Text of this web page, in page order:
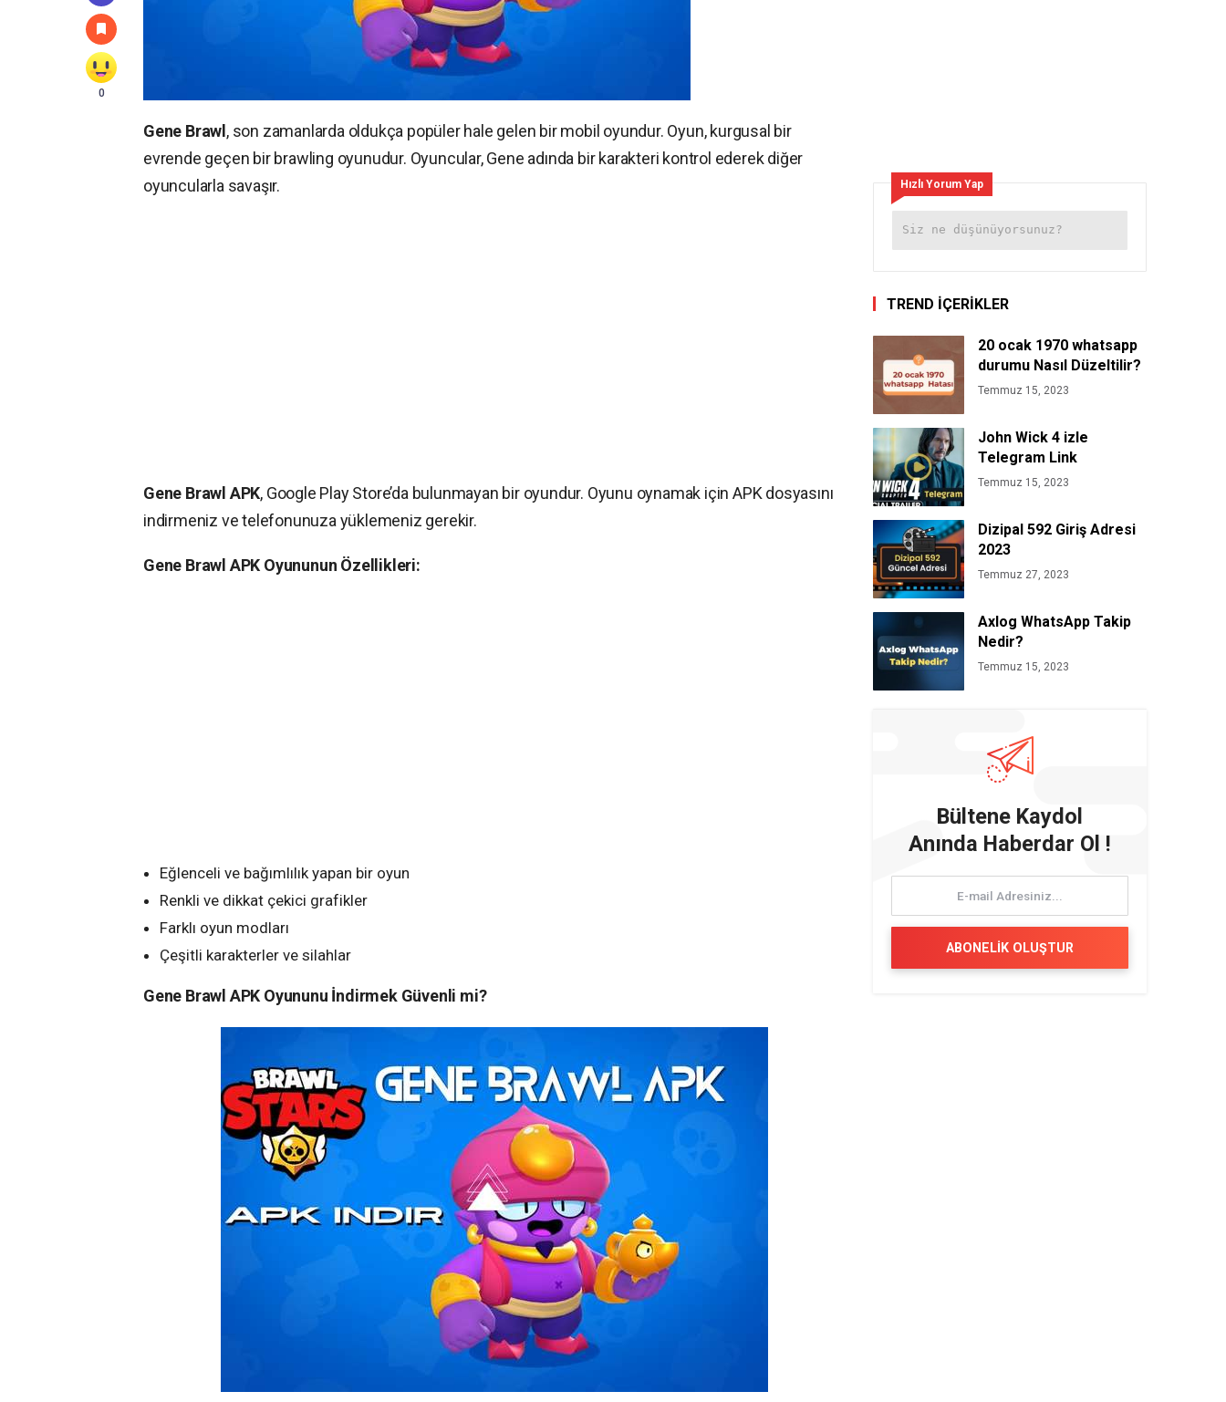
0
Gene Brawl , son zamanlarda oldukça popüler hale gelen bir mobil oyundur. Oyun, kurgusal bir
evrende geçen bir brawling oyunudur. Oyuncular, Gene adında bir karakteri kontrol ederek diğer
oyuncularla savaşır.
Gene Brawl APK, Google Play Store’da bulunmayan bir oyundur. Oyunu oynamak için APK dosyasını
indirmeniz ve telefonunuza yüklemeniz gerekir.
Gene Brawl APK Oyununun Özellikleri:
Eğlenceli ve bağımlılık yapan bir oyun
Renkli ve dikkat çekici grafikler
Farklı oyun modları
Çeşitli karakterler ve silahlar
Gene Brawl APK Oyununu İndirmek Güvenli mi?
Hızlı Yorum Yap
TREND İÇERİKLER
20 ocak 1970 whatsapp
durumu Nasıl Düzeltilir?
Temmuz 15, 2023
John Wick 4 izle
Telegram Link
Temmuz 15, 2023
Dizipal 592 Giriş Adresi
2023
Temmuz 27, 2023
Axlog WhatsApp Takip
Nedir?
Temmuz 15, 2023
Bültene Kaydol
Anında Haberdar Ol !
ABONELİK OLUŞTUR